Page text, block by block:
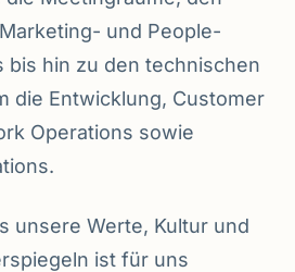
und People-
bis hin zu den technischen
die Entwicklung, Customer
Operations sowie
unsere Werte, Kultur und
ist für uns